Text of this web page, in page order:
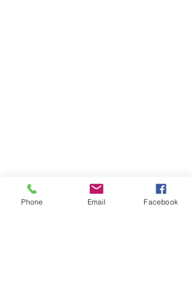
Phone Email Facebook